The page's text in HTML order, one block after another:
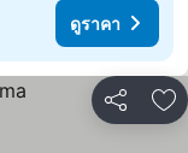
ดูราคา
แชร์ เ